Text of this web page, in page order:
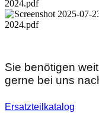
Sie benötigen
gerne bei uns
Ersatzteilkatalog